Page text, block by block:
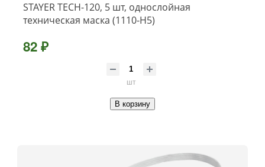
STAYER TECH-120, 5 шт, однослойная
техническая маска (1110-H5)
82 ₽
шт
В корзину